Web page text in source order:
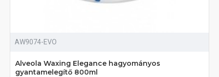
AW9074-EVO
Alveola Waxing Elegance hagyományos
gyantamelegítő 800ml